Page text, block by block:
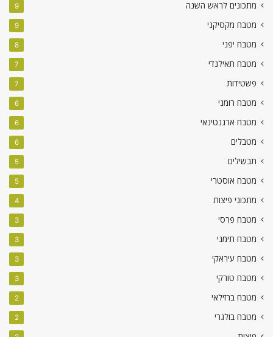
מתכונים לראש השנה 9
מטבח מקסיקני 9
מטבח יפני 8
מטבח תאילנדי 7
פשטידות 7
מטבח רומני 6
מטבח ארגנטינאי 6
מטבלים 6
תבשילים 5
מטבח אוסטרי 5
מתכוני פיצות 4
מטבח פרסי 3
מטבח תימני 3
מטבח עיראקי 3
מטבח טורקי 3
מטבח ברזילאי 2
מטבח בולגרי 2